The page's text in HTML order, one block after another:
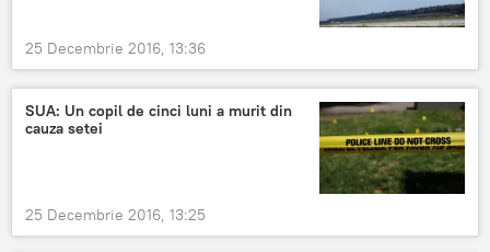
25 Decembrie 2016, 13:36
SUA: Un copil de cinci luni a murit din
cauza setei
25 Decembrie 2016, 13:25